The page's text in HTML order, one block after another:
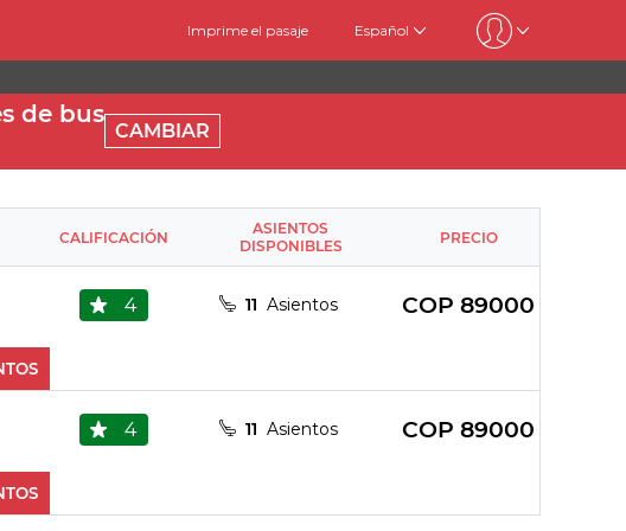
Imprime el pasaje Español
de bus
CAMBIAR
CALIFICACIÓN
ASIENTOS
DISPONIBLES
PRECIO
4 11 Asientos COP 89000
4 11 Asientos COP 89000